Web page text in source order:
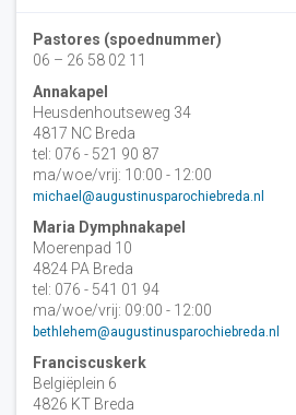
Pastores (spoednummer)
06 – 26 58 02 11
Annakapel
Heusdenhoutseweg 34
4817 NC Breda
tel: 076 - 521 90 87
ma/woe/vrij: 10:00 - 12:00
michael@augustinusparochiebreda.nl
Maria Dymphnakapel
Moerenpad 10
4824 PA Breda
tel: 076 - 541 01 94
ma/woe/vrij: 09:00 - 12:00
bethlehem@augustinusparochiebreda.nl
Franciscuskerk
Belgiëplein 6
4826 KT Breda